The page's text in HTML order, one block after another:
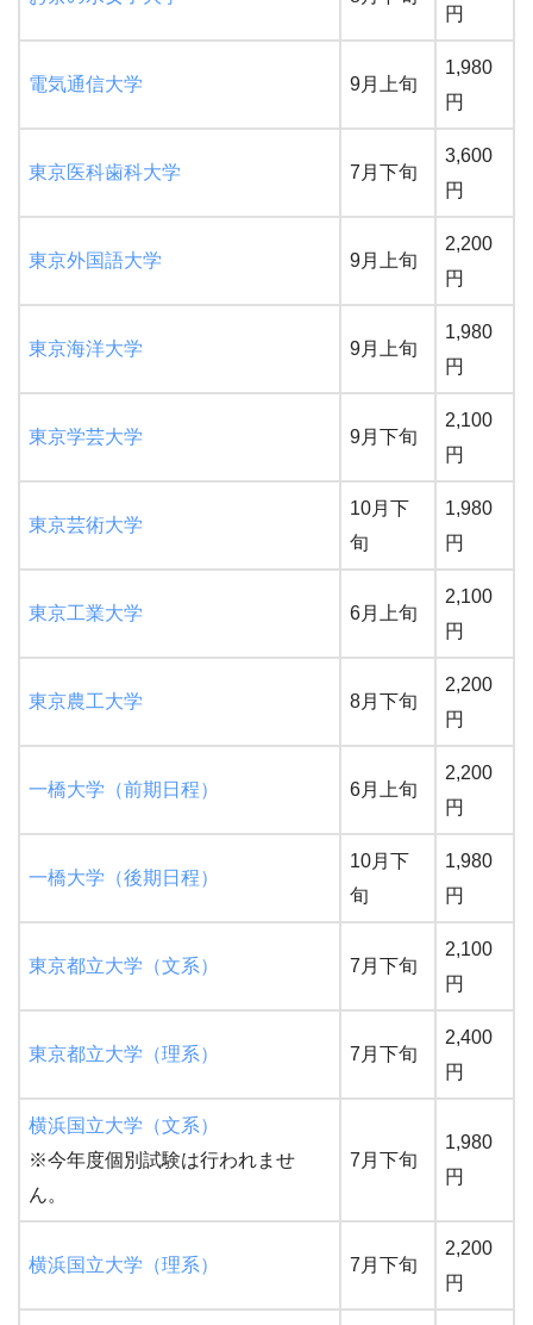
円
電気通信大学 9月上旬
1,980
円
東京医科歯科大学 7月下旬
3,600
円
東京外国語大学 9月上旬
2,200
円
東京海洋大学 9月上旬
1,980
円
東京学芸大学 9月下旬
2,100
円
東京芸術大学
10月下
旬
1,980
円
東京工業大学 6月上旬
2,100
円
東京農工大学 8月下旬
2,200
円
一橋大学（前期日程） 6月上旬
2,200
円
一橋大学（後期日程）
10月下
旬
1,980
円
東京都立大学（文系） 7月下旬
2,100
円
東京都立大学（理系） 7月下旬
2,400
円
横浜国立大学（文系）
※今年度個別試験は行われませ
ん。
7月下旬
1,980
円
横浜国立大学（理系） 7月下旬
2,200
円